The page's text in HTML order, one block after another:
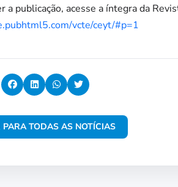
a publicação, acesse a íntegra da
vcte/ceyt/#p=1
TODAS AS NOTÍCIAS